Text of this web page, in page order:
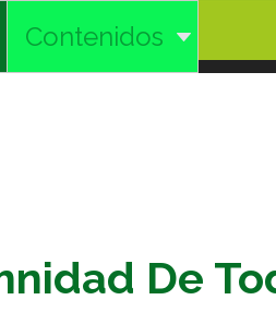
Contenidos
De